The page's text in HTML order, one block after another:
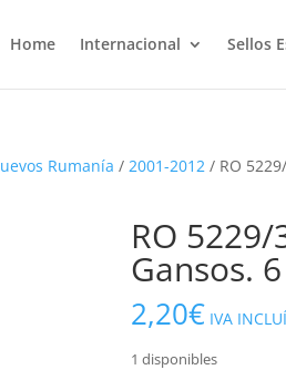
Home Internacional Sellos
Rumanía /2001-2012 / RO
RO
Gansos.
2,20€ IVA
1 disponibles